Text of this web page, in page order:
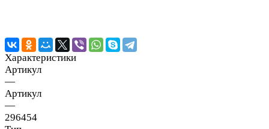
Характеристики
Артикул
—
Артикул
—
296454